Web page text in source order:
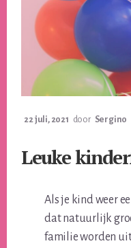
22 juli, 2021 door Sergino
Leuke
Als je kind weer
dat natuurlijk
familie worden